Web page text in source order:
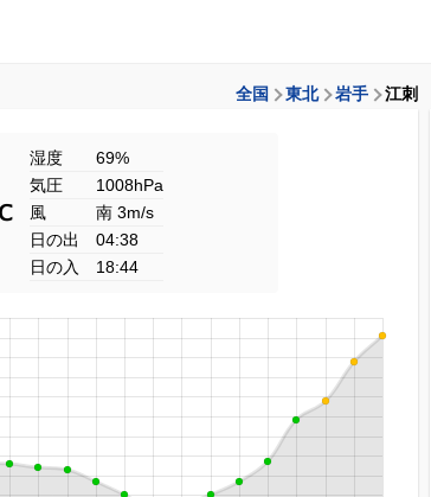
全国 東北 岩手 江刺
湿度
69%
気圧
1008hPa
風
南 3m/s
日の出
04:38
日の入
18:44